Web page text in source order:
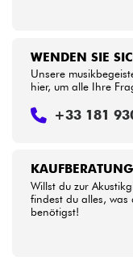
Willst du zur
findest du alles, was
benötigst!
WENDEN SIE
Unsere
hier, um alle Ihre
+33 181